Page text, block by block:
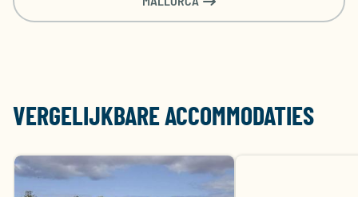
VERGELIJKBARE ACCOMMODATIES